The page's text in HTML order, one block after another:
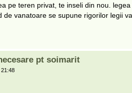
pe teren privat, te inseli din nou.
de vanatoare se supune rigorilor legii
pt soimarit